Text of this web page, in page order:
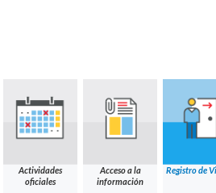
Actividades
oficiales
Acceso a la
información
Registro de